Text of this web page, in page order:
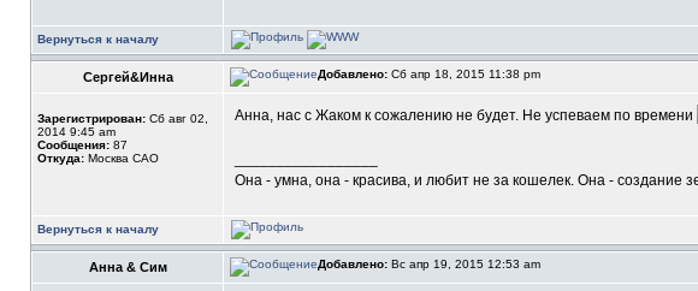
Вернуться к началу
Сергей&Инна Добавлено: Сб апр 18, 2015 11:38 pm
Зарегистрирован: Сб авг 02,
2014 9:45 am
Сообщения: 87
Откуда: Москва САО
Анна, нас с Жаком к сожалению не будет. Не успеваем по времени
Она - умна, она - красива, и любит не за кошелек. Она - создание
Вернуться к началу
Анна & Сим Добавлено: Вс апр 19, 2015 12:53 am